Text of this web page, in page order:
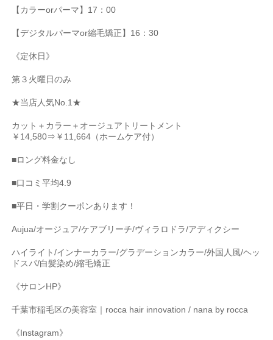
【カラーorパーマ】 17 ：00
【デジタルパーマor縮毛矯正】 16 ：30
《定休日》
第３火曜日のみ
★当店人気No.1★
カット＋カラー＋オージュアトリートメント
￥ 14,580⇒￥ 11,664 （ホームケア付）
■ロング料金なし
■口コミ平均4.9
■平日・学割クーポンあります！
Aujua/オージュア/ケアブリーチ/ヴィラロドラ/アディクシー
ハイライト/インナーカラー/グラデーションカラー/外国人風/ヘッ
ドスパ/白髪染め/縮毛矯正
《サロンHP》
千葉市稲毛区の美容室｜ rocca hair innovation / nana by rocca
《Instagram》